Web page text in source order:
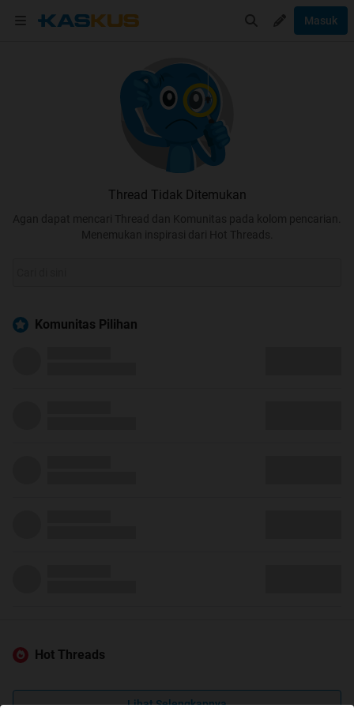
Masuk
Thread Tidak Ditemukan
Agan dapat mencari Thread dan Komunitas pada kolom pencarian.
Menemukan inspirasi dari Hot Threads.
Komunitas Pilihan
Hot Threads
Lihat Selengkapnya